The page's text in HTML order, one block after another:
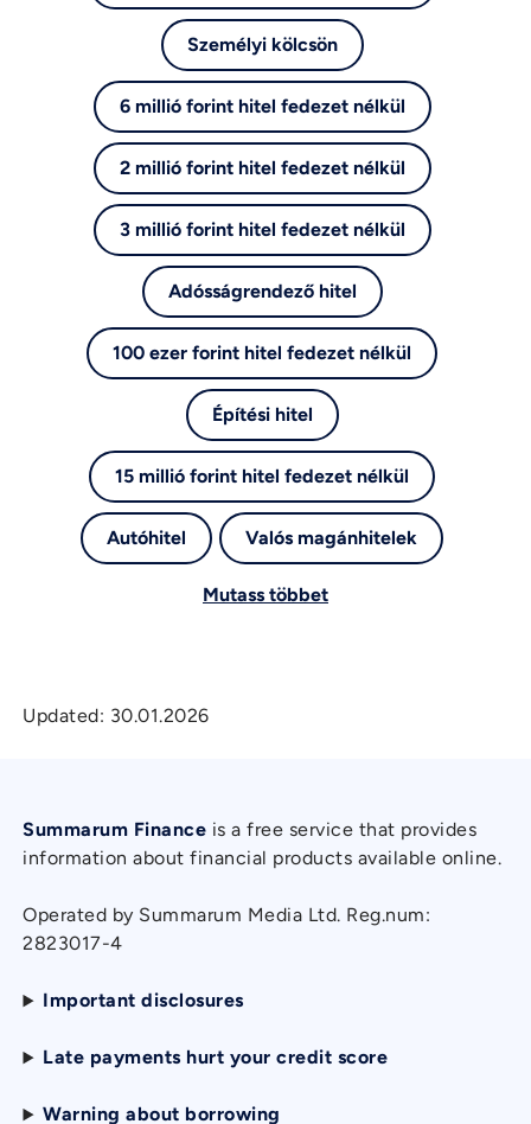
Személyi kölcsön
6 millió forint hitel fedezet nélkül
2 millió forint hitel fedezet nélkül
3 millió forint hitel fedezet nélkül
Adósságrendező hitel
100 ezer forint hitel fedezet nélkül
Építési hitel
15 millió forint hitel fedezet nélkül
Autóhitel Valós magánhitelek
Mutass többet
Updated: 30.01.2026
Summarum Finance is a free service that provides
information about financial products available online.
Operated by Summarum Media Ltd. Reg.num:
2823017-4
Important disclosures
Late payments hurt your credit score
Warning about borrowing